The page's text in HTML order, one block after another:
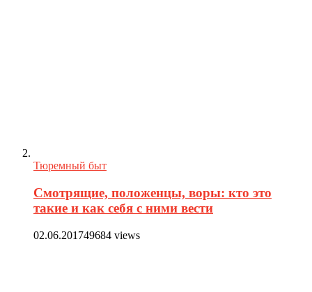
Тюремный быт
Смотрящие, положенцы, воры: кто это
такие и как себя с ними вести
02.06.201749684 views